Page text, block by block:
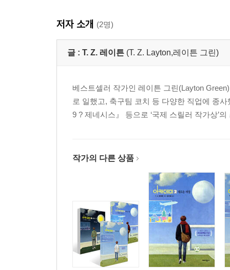
15 네 명의 용의자, 그리고 독일행 열차 · 184
16 인간 체커 게임 · 199
17 RB 뮌헨 · 209
20 트레비 인테르나치오날레 · 247
21 방해 공작과 더티 플레이 · 258
22 범행의 증거를 찾다 · 267
25 데포르티보 바르셀로나 · 292
29 결승전 · 328
30 파리의 전투 · 337
31 마지막 도전 · 353
저자 소개 (2명)
글 : T. Z. 레이튼 (T. Z. Layton,레이튼 그린)
베스트셀러 작가인 레이튼 그린(Layton
로 일했고, 축구팀 코치 등 다양한 직업에 종
9 ? 제네시스』 등으로 ‘국제 스릴러 작가상’
작가의 다른 상품